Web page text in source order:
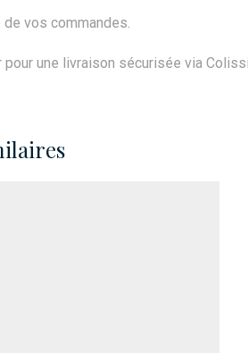
vos commandes.
une livraison sécurisée via